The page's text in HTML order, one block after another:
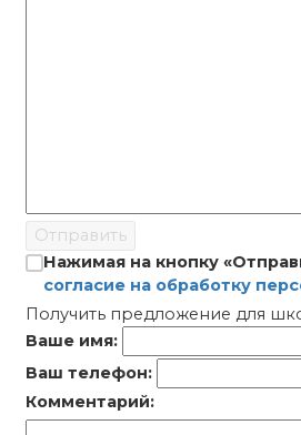
Отправить
Нажимая на кнопку
согласие на обработку
Получить предложение для
Ваше имя:
Ваш телефон:
Комментарий: